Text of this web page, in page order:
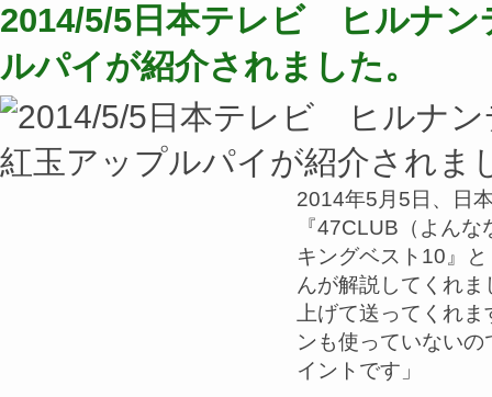
2014/5/5日本テレビ ヒルナン
ルパイが紹介されました。
2014年5月5日、日
『47CLUB（よん
キングベスト10』
んが解説してくれ
上げて送ってくれ
ンも使っていない
イントです」